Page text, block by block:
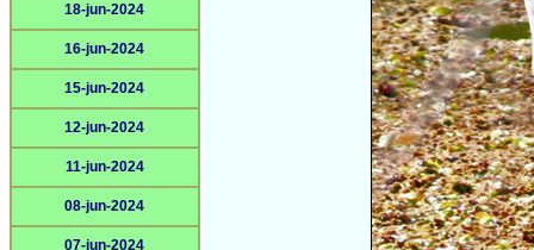
18-jun-2024
16-jun-2024
15-jun-2024
12-jun-2024
11-jun-2024
08-jun-2024
07-jun-2024